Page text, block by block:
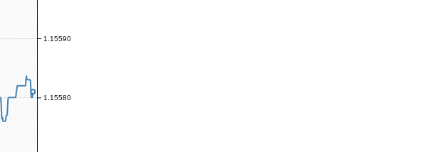
1.15580
1.15590